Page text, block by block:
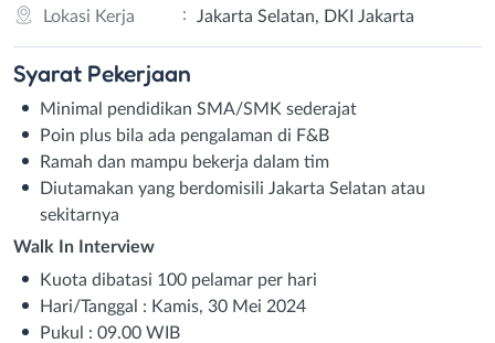
Lokasi Kerja
: Jakarta Selatan, DKI Jakarta
Syarat Pekerjaan
Minimal pendidikan SMA/SMK sederajat
Poin plus bila ada pengalaman di F&B
Ramah dan mampu bekerja dalam tim
Diutamakan yang berdomisili Jakarta Selatan atau
sekitarnya
Walk In Interview
Kuota dibatasi 100 pelamar per hari
Hari/Tanggal : Kamis, 30 Mei 2024
Pukul : 09.00 WIB